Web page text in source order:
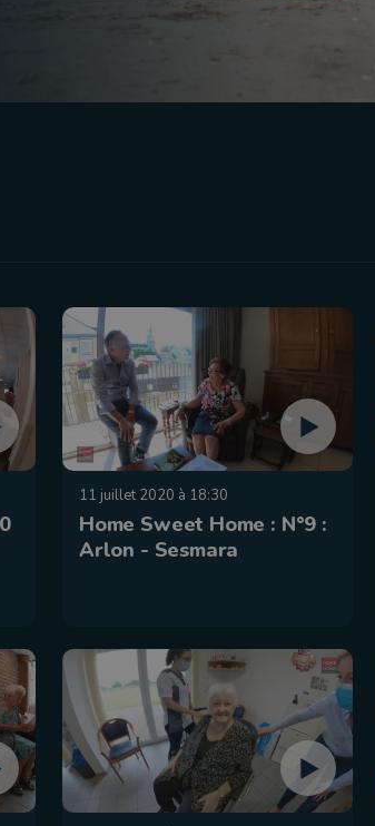
11 juillet 2020 à 18:30
Home Sweet Home : N°9 :
Arlon - Sesmara